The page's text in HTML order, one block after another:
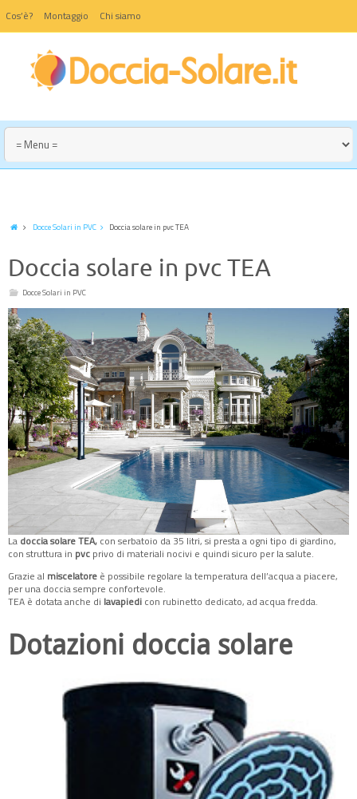
Cos’è? Montaggio Chi siamo
Docce Solari in PVC Doccia solare in pvc TEA
Doccia solare in pvc TEA
Docce Solari in PVC
La doccia solare TEA, con serbatoio da 35 litri, si presta a ogni tipo di giardino,
con struttura in pvc privo di materiali nocivi e quindi sicuro per la salute.
Grazie al miscelatore è possibile regolare la temperatura dell’acqua a piacere,
per una doccia sempre confortevole.
TEA è dotata anche di lavapiedi con rubinetto dedicato, ad acqua fredda.
Dotazioni doccia solare